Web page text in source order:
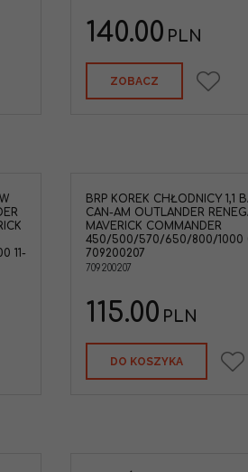
140.00 PLN
ZOBACZ
11-
1,1 bar
'08-22
BRP KOREK CHŁODNICY 1,1
CAN-AM OUTLANDER
MAVERICK COMMANDER
450/500/570/650/800/1000
709200207
709200207
115.00 PLN
DO KOSZYKA